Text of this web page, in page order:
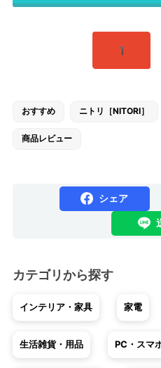
1
おすすめ ニトリ［NITORI］
商品レビュー
シェア
カテゴリから探す
インテリア・家具 家電
生活雑貨・用品 PC・スマ